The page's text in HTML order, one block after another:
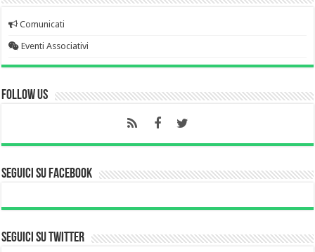
Comunicati
Eventi Associativi
Follow Us
Seguici su Facebook
Seguici su Twitter